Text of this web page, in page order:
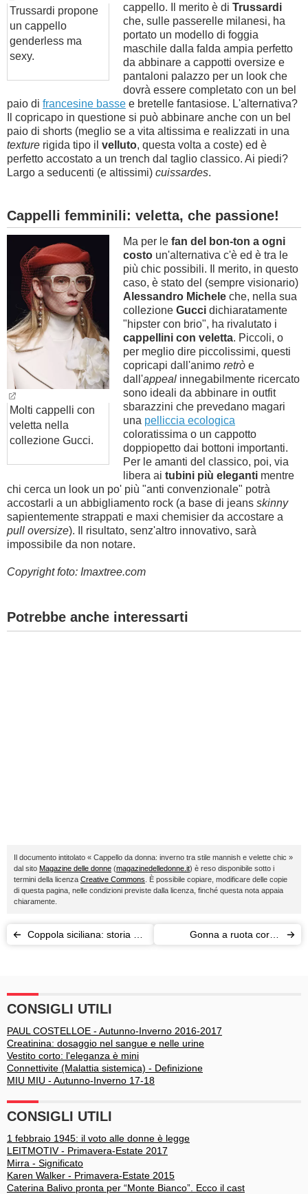
Trussardi propone
un cappello
genderless ma
sexy.
cappello. Il merito è di Trussardi
che, sulle passerelle milanesi, ha
portato un modello di foggia
maschile dalla falda ampia perfetto
da abbinare a cappotti oversize e
pantaloni palazzo per un look che
dovrà essere completato con un bel
paio di francesine basse e bretelle fantasiose. L'alternativa?
Il copricapo in questione si può abbinare anche con un bel
paio di shorts (meglio se a vita altissima e realizzati in una
texture rigida tipo il velluto, questa volta a coste) ed è
perfetto accostato a un trench dal taglio classico. Ai piedi?
Largo a seducenti (e altissimi) cuissardes.
Cappelli femminili: veletta, che passione!
Molti cappelli con
veletta nella
collezione Gucci.
Ma per le fan del bon-ton a ogni
costo un'alternativa c'è ed è tra le
più chic possibili. Il merito, in questo
caso, è stato del (sempre visionario)
Alessandro Michele che, nella sua
collezione Gucci dichiaratamente
"hipster con brio", ha rivalutato i
cappellini con veletta. Piccoli, o
per meglio dire piccolissimi, questi
copricapi dall'animo retrò e
dall'appeal innegabilmente ricercato
sono ideali da abbinare in outfit
sbarazzini che prevedano magari
una pelliccia ecologica
coloratissima o un cappotto
doppiopetto dai bottoni importanti.
Per le amanti del classico, poi, via
libera ai tubini più eleganti mentre
chi cerca un look un po' più "anti convenzionale" potrà
accostarli a un abbigliamento rock (a base di jeans skinny
sapientemente strappati e maxi chemisier da accostare a
pull oversize). Il risultato, senz'altro innovativo, sarà
impossibile da non notare.
Copyright foto: Imaxtree.com
Potrebbe anche interessarti
Il documento intitolato « Cappello da donna: inverno tra stile mannish e velette chic »
dal sito Magazine delle donne (magazinedelledonne.it) è reso disponibile sotto i
termini della licenza Creative Commons . È possibile copiare, modificare delle copie
di questa pagina, nelle condizioni previste dalla licenza, finché questa nota appaia
chiaramente.
Coppola siciliana: storia e
Gonna a ruota corta:
CONSIGLI UTILI
PAUL COSTELLOE - Autunno-Inverno 2016-2017
Creatinina: dosaggio nel sangue e nelle urine
Vestito corto: l'eleganza è mini
Connettivite (Malattia sistemica) - Definizione
MIU MIU - Autunno-Inverno 17-18
CONSIGLI UTILI
1 febbraio 1945: il voto alle donne è legge
LEITMOTIV - Primavera-Estate 2017
Mirra - Significato
Karen Walker - Primavera-Estate 2015
Caterina Balivo pronta per “Monte Bianco”. Ecco il cast